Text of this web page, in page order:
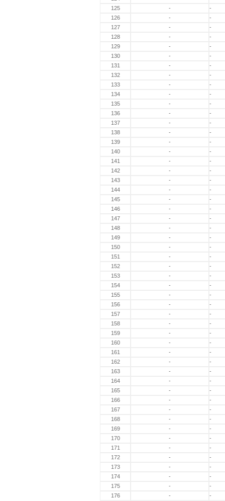
125
-
-
126
-
-
127
-
-
128
-
-
129
-
-
130
-
-
131
-
-
132
-
-
133
-
-
134
-
-
135
-
-
136
-
-
137
-
-
138
-
-
139
-
-
140
-
-
141
-
-
142
-
-
143
-
-
144
-
-
145
-
-
146
-
-
147
-
-
148
-
-
149
-
-
150
-
-
151
-
-
152
-
-
153
-
-
154
-
-
155
-
-
156
-
-
157
-
-
158
-
-
159
-
-
160
-
-
161
-
-
162
-
-
163
-
-
164
-
-
165
-
-
166
-
-
167
-
-
168
-
-
169
-
-
170
-
-
171
-
-
172
-
-
173
-
-
174
-
-
175
-
-
176
-
-